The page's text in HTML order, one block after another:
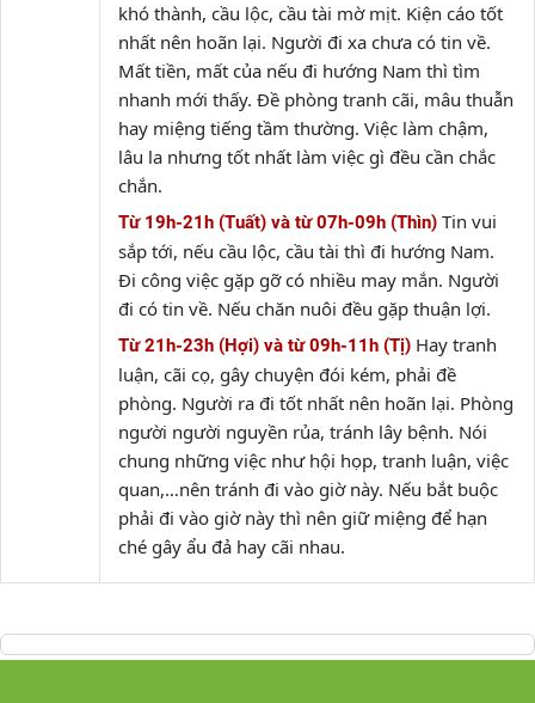
khó thành, cầu lộc, cầu tài mờ mịt. Kiện cáo tốt
nhất nên hoãn lại. Người đi xa chưa có tin về.
Mất tiền, mất của nếu đi hướng Nam thì tìm
nhanh mới thấy. Đề phòng tranh cãi, mâu thuẫn
hay miệng tiếng tầm thường. Việc làm chậm,
lâu la nhưng tốt nhất làm việc gì đều cần chắc
chắn.
Từ 19h-21h (Tuất) và từ 07h-09h (Thìn) Tin vui
sắp tới, nếu cầu lộc, cầu tài thì đi hướng Nam.
Đi công việc gặp gỡ có nhiều may mắn. Người
đi có tin về. Nếu chăn nuôi đều gặp thuận lợi.
Từ 21h-23h (Hợi) và từ 09h-11h (Tị) Hay tranh
luận, cãi cọ, gây chuyện đói kém, phải đề
phòng. Người ra đi tốt nhất nên hoãn lại. Phòng
người người nguyền rủa, tránh lây bệnh. Nói
chung những việc như hội họp, tranh luận, việc
quan,…nên tránh đi vào giờ này. Nếu bắt buộc
phải đi vào giờ này thì nên giữ miệng để hạn
ché gây ẩu đả hay cãi nhau.